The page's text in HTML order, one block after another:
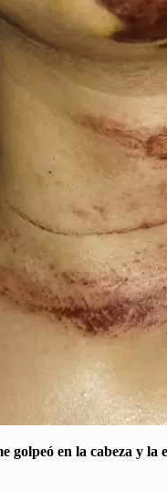
golpeó en la cabeza y